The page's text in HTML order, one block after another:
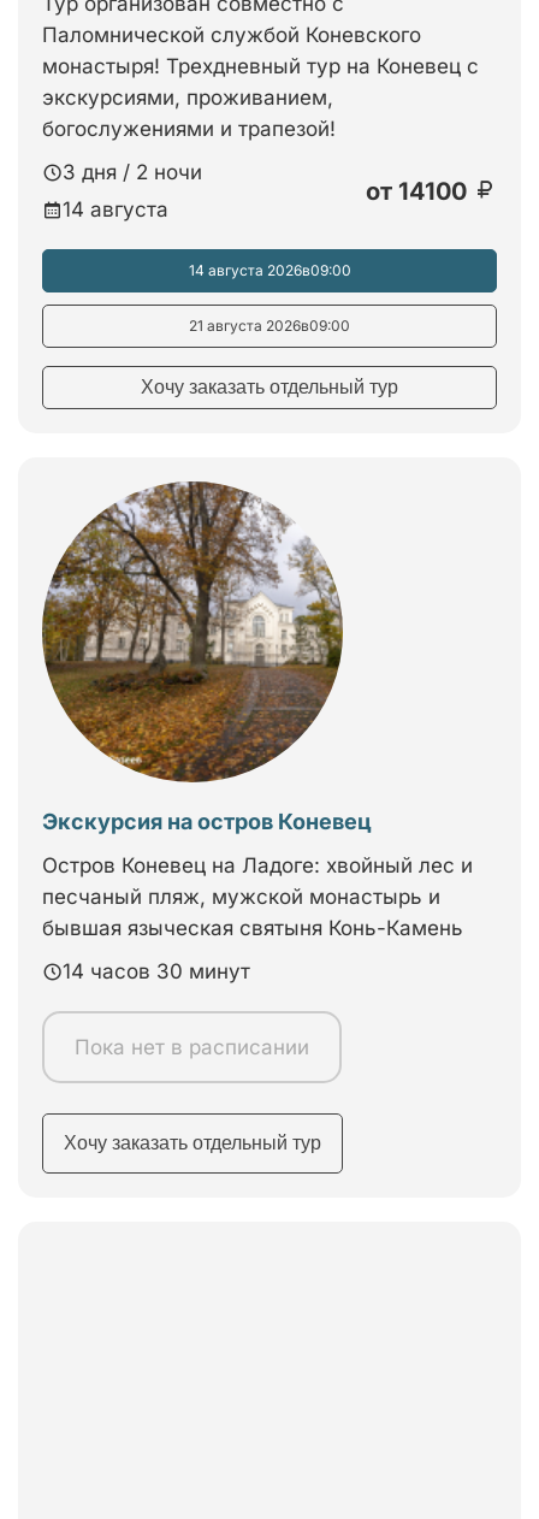
Паломнической службой Коневского
монастыря! Трехдневный тур на Коневец с
экскурсиями, проживанием,
богослужениями и трапезой!
3 дня / 2 ночи
14 августа
от 14100
14 августа 2026в09:00
21 августа 2026в09:00
Хочу заказать отдельный тур
Экскурсия на остров Коневец
Остров Коневец на Ладоге: хвойный лес и
песчаный пляж, мужской монастырь и
бывшая языческая святыня Конь-Камень
14 часов 30 минут
Пока нет в расписании
Хочу заказать отдельный тур